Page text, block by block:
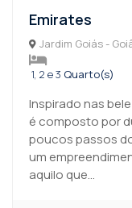
Emirates
Jardim Goiás -
1, 2 e 3 Quarto(s)
Inspirado nas
é composto por
poucos passos
um
aquilo que...